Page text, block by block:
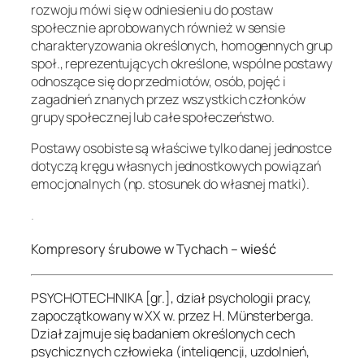
rozwoju mówi się w odniesieniu do postaw
społecznie aprobowanych również w sensie
charakteryzowania określonych, homogennych grup
społ., reprezentujących określone, wspólne postawy
odnoszące się do przedmiotów, osób, pojęć i
zagadnień znanych przez wszystkich członków
grupy społecznej lub całe społeczeństwo.
Postawy osobiste są właściwe tylko danej jednostce
dotyczą kręgu własnych jednostkowych powiązań
emocjonalnych (np. stosunek do własnej matki).
.
Kompresory śrubowe w Tychach –wieść
PSYCHOTECHNIKA [gr.], dział psychologii pracy,
zapoczątkowany w XX w. przez H. Münsterberga.
Dział zajmuje się badaniem określonych cech
psychicznych człowieka (inteligencji, uzdolnień,